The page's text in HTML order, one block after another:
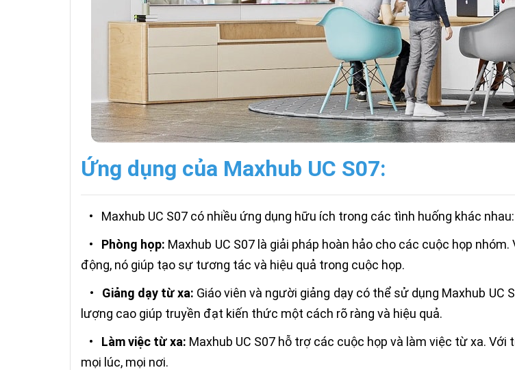
Ứng dụng của Maxhub UC S07:
• Maxhub UC S07 có nhiều ứng dụng hữu ích trong các tình huống khác nhau:
• Phòng họp: Maxhub UC S07 là giải pháp hoàn hảo cho các cuộc họp
động, nó giúp tạo sự tương tác và hiệu quả trong cuộc họp.
• Giảng dạy từ xa: Giáo viên và người giảng dạy có thể sử dụng Maxhub
lượng cao giúp truyền đạt kiến thức một cách rõ ràng và hiệu quả.
• Làm việc từ xa: Maxhub UC S07 hỗ trợ các cuộc họp và làm việc từ xa.
mọi lúc, mọi nơi.